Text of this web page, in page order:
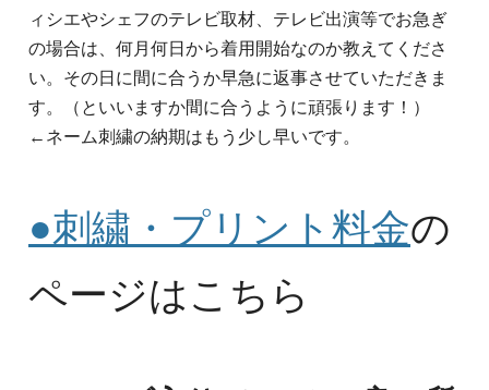
ィシエやシェフのテレビ取材、テレビ出演等でお急ぎ
の場合は、何月何日から着用開始なのか教えてくださ
い。その日に間に合うか早急に返事させていただきま
す。（といいますか間に合うように頑張ります！）
←ネーム刺繍の納期はもう少し早いです。
●刺繍・プリント料金の
ページはこちら